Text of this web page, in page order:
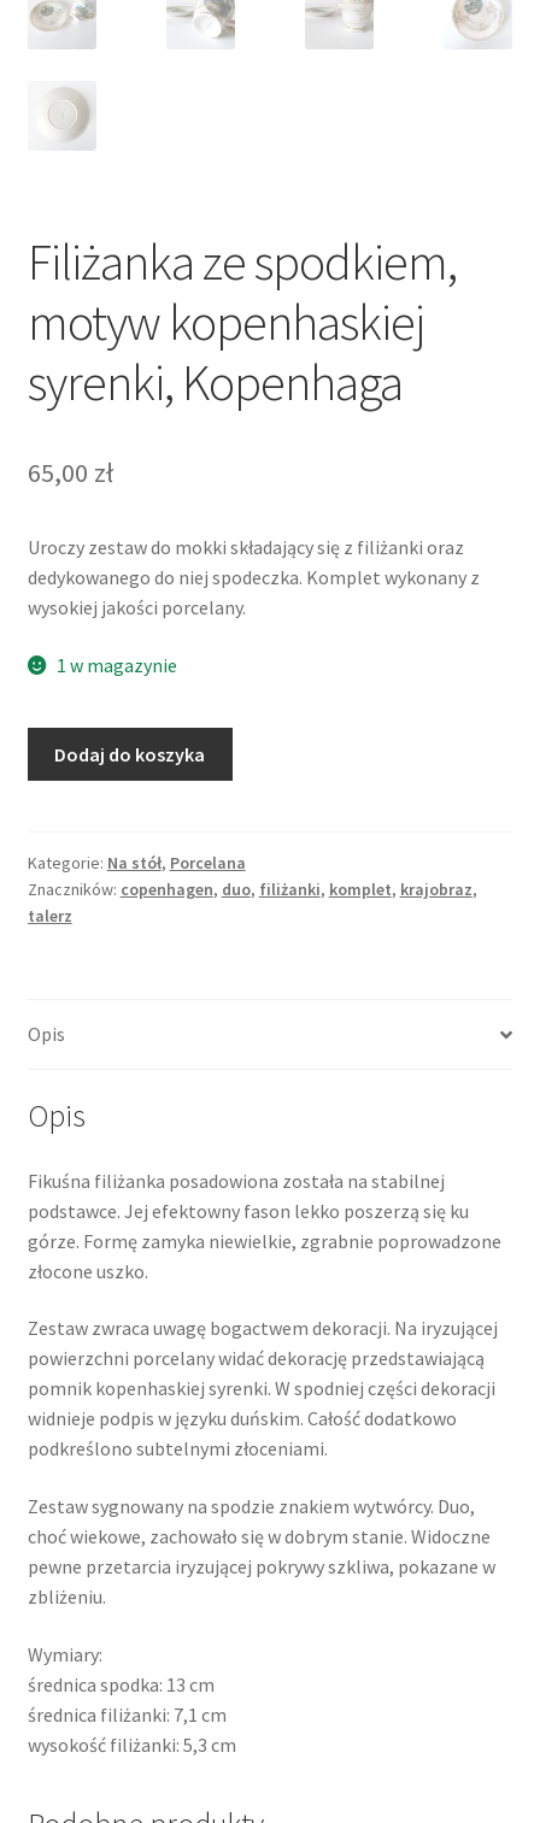
Filiżanka ze spodkiem,
motyw kopenhaskiej
syrenki, Kopenhaga
65,00 zł
Uroczy zestaw do mokki składający się z filiżanki oraz
dedykowanego do niej spodeczka. Komplet wykonany z
wysokiej jakości porcelany.
1 w magazynie
Filiżanka
motyw
kopenhaskiej
syrenki,
Dodaj do koszyka
Kategorie: Na stół, Porcelana
Znaczników: copenhagen, duo, filiżanki, komplet, krajobraz,
talerz
Opis
Opis
Fikuśna filiżanka posadowiona została na stabilnej
podstawce. Jej efektowny fason lekko poszerzą się ku
górze. Formę zamyka niewielkie, zgrabnie poprowadzone
złocone uszko.
Zestaw zwraca uwagę bogactwem dekoracji. Na iryzującej
powierzchni porcelany widać dekorację przedstawiającą
pomnik kopenhaskiej syrenki. W spodniej części dekoracji
widnieje podpis w języku duńskim. Całość dodatkowo
podkreślono subtelnymi złoceniami.
Zestaw sygnowany na spodzie znakiem wytwórcy. Duo,
choć wiekowe, zachowało się w dobrym stanie. Widoczne
pewne przetarcia iryzującej pokrywy szkliwa, pokazane w
zbliżeniu.
Wymiary:
średnica spodka: 13 cm
średnica filiżanki: 7,1 cm
wysokość filiżanki: 5,3 cm